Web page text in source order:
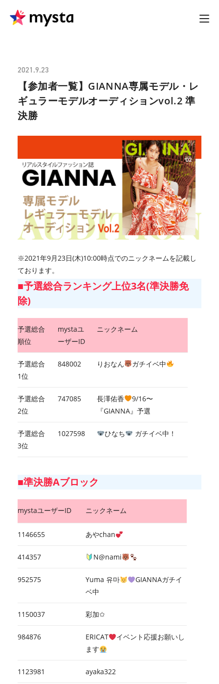
2021.9.23
【参加者一覧】GIANNA専属モデル・レ
ギュラーモデルオーディションvol.2 準
決勝
※2021年9月23日(木)10:00時点でのニックネームを記載し
ております。
■予選総合ランキング上位3名(準決勝免
除)
予選総合
順位
mystaユ
ーザーID
ニックネーム
予選総合
1位
848002 りおなん ガチイベ中
予選総合
2位
747085 長澤佑香
9/16〜
『GIANNA』予選
予選総合
3位
1027598 ひなち ガチイベ中！
■準決勝Aブロック
mystaユーザーID ニックネーム
1146655 あやchan
414357 N@nami
952575 Yuma 유마
GIANNAガチイ
ベ中
1150037 彩加✩
984876 ERICAT
イベント応援お願いし
ます
1123981 ayaka322